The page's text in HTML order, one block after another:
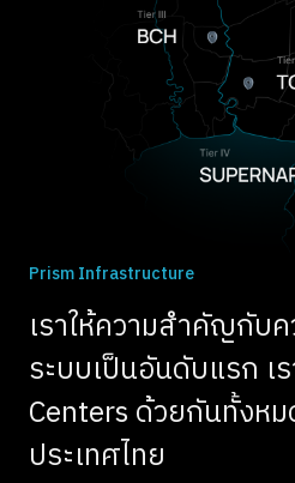
Prism Infrastructure
เราให้ความสำคัญกับ
ระบบเป็นอันดับแรก เ
Centers ด้วยกันทั้งหม
ประเทศไทย